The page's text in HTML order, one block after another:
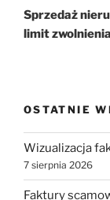
wpis
Sprzedaż
limit
OSTATNIE
Wizualizacja
7 sierpnia 2026
Faktury